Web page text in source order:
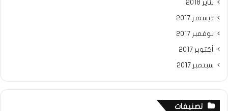
يناير 2018
ديسمبر 2017
نوفمبر 2017
أكتوبر 2017
سبتمبر 2017
تصنيفات